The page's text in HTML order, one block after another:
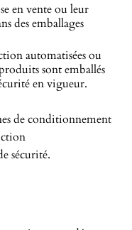
en vente ou leur
des emballages
automatisées ou
sont emballés
en vigueur.
de conditionnement
sécurité.